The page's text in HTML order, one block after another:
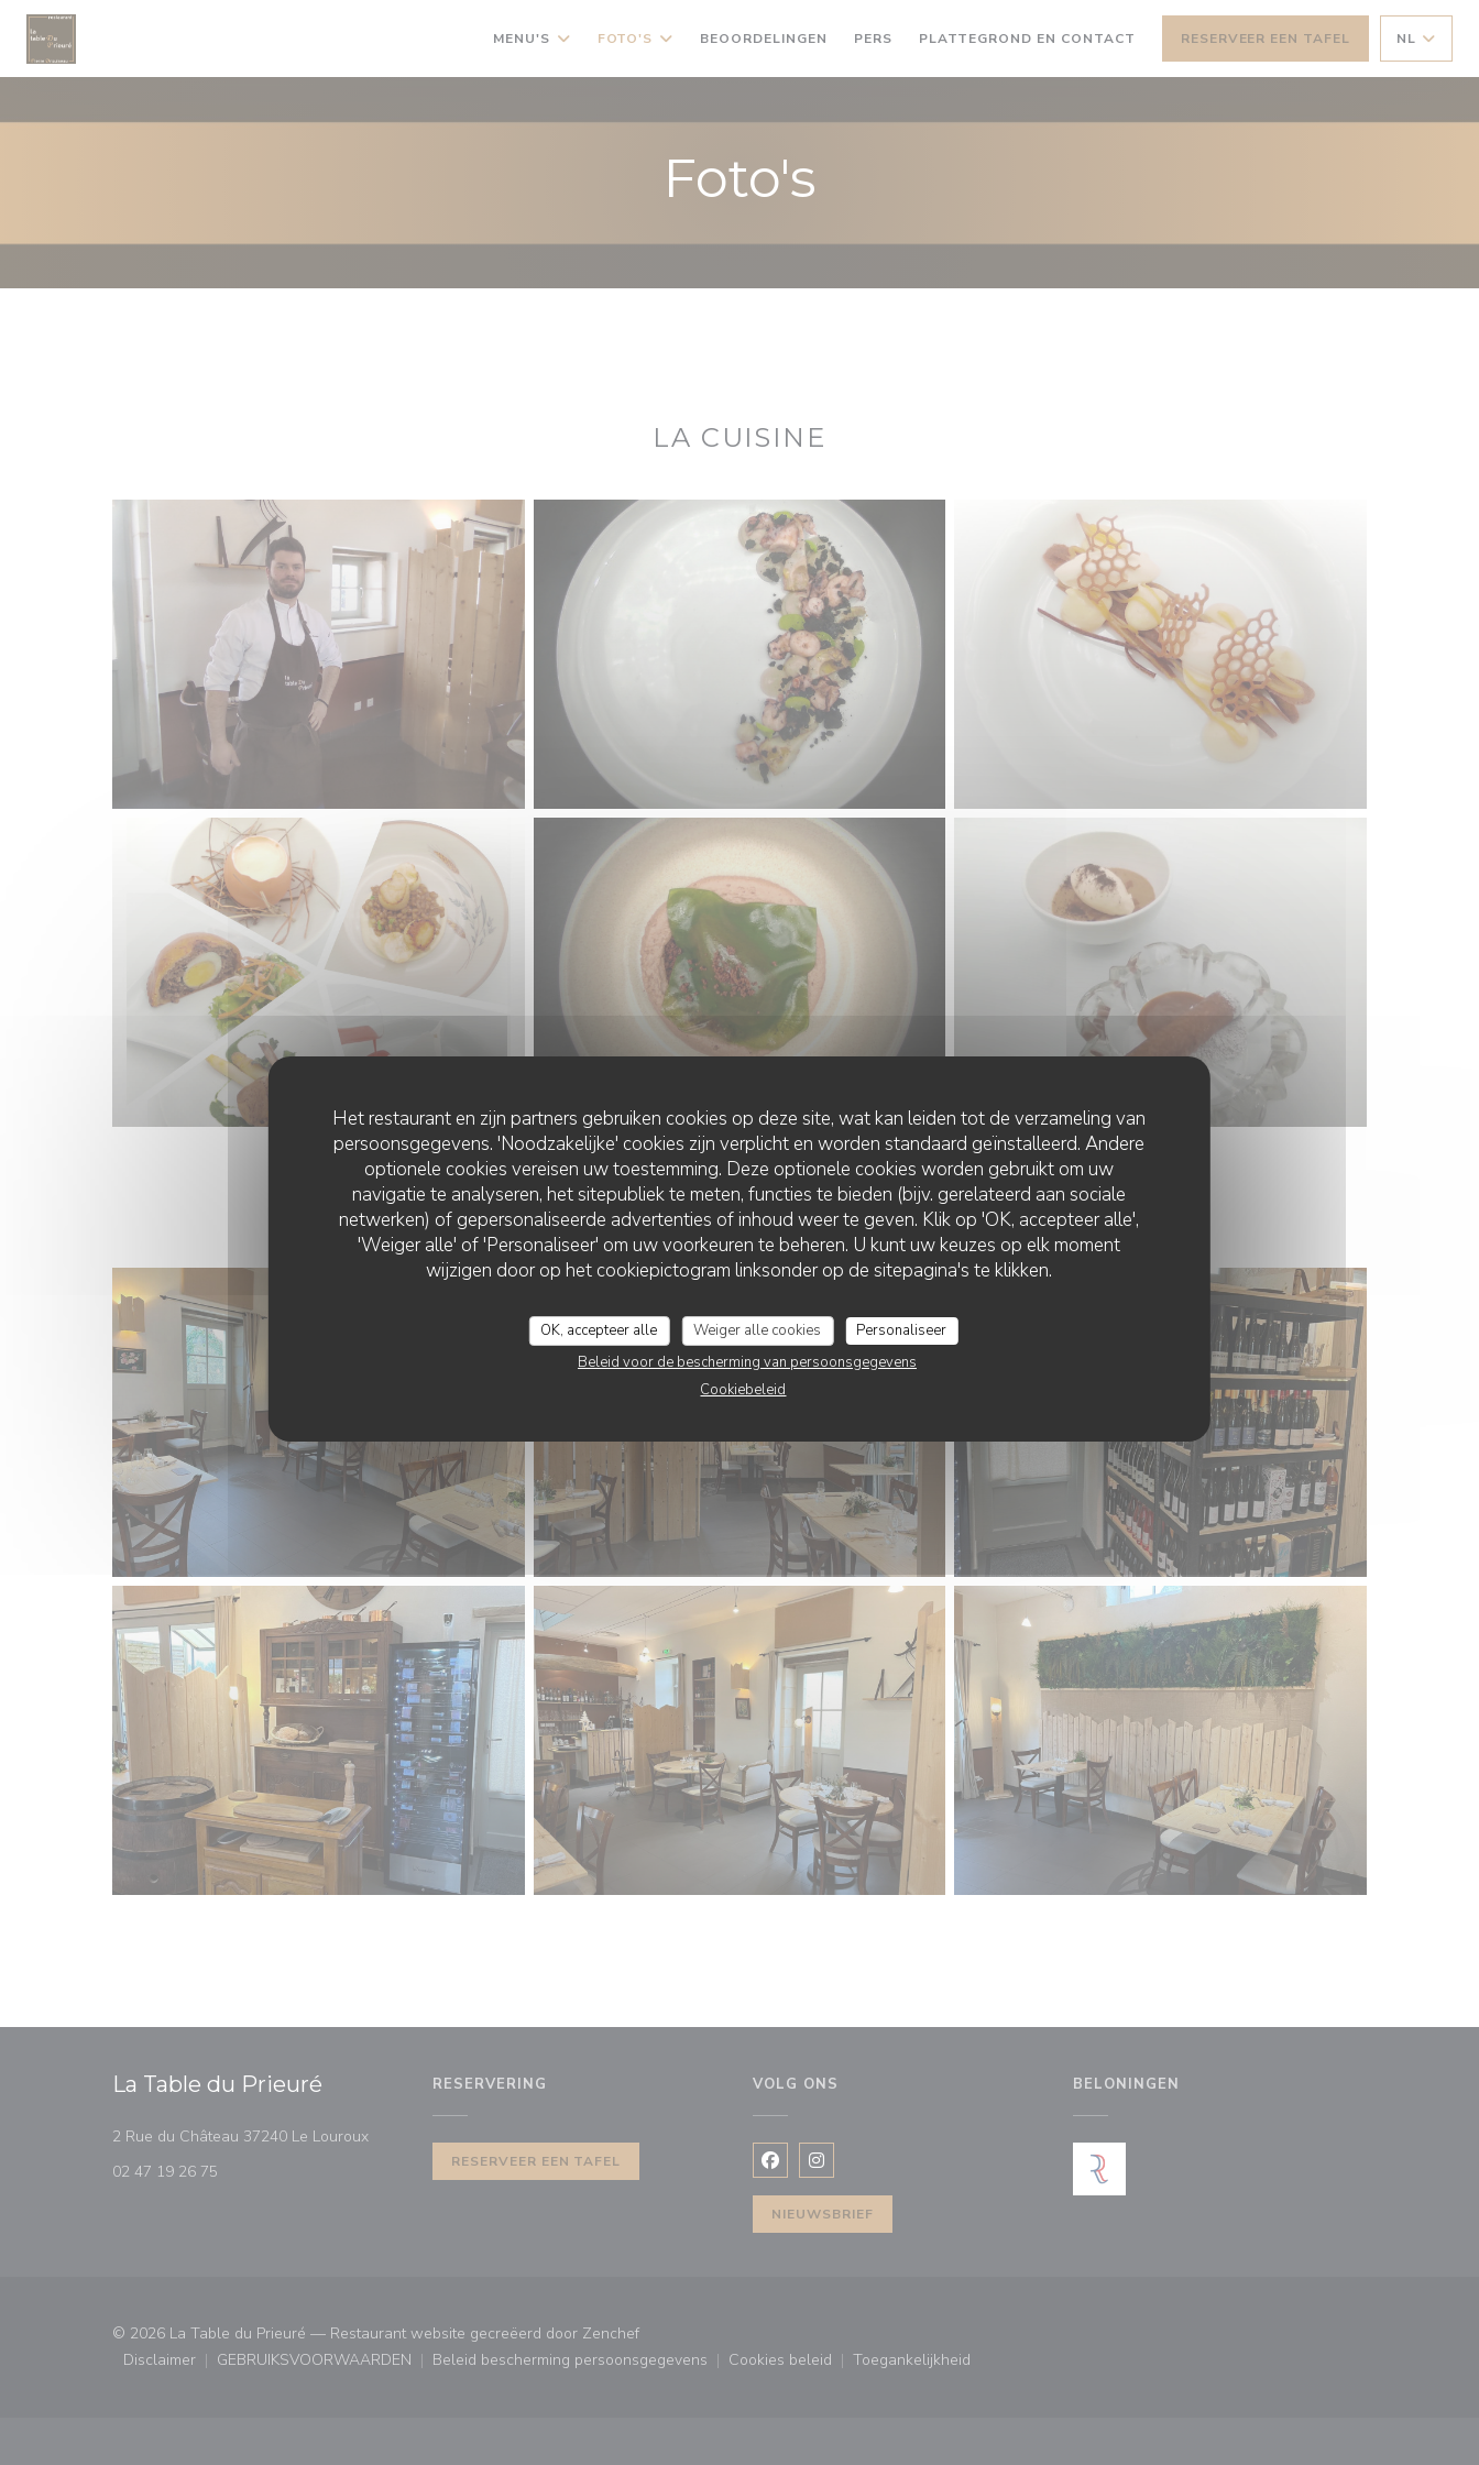
Cookies beheer paneel
Het restaurant en zijn partners gebruiken cookies op deze site, wat kan leiden tot de verzameling van
persoonsgegevens. 'Noodzakelijke' cookies zijn verplicht en worden standaard geïnstalleerd. Andere
optionele cookies vereisen uw toestemming. Deze optionele cookies worden gebruikt om uw
navigatie te analyseren, het sitepubliek te meten, functies te bieden (bijv. gerelateerd aan sociale
netwerken) of gepersonaliseerde advertenties of inhoud weer te geven. Klik op 'OK, accepteer alle',
'Weiger alle' of 'Personaliseer' om uw voorkeuren te beheren. U kunt uw keuzes op elk moment
wijzigen door op het cookiepictogram linksonder op de sitepagina's te klikken.
OK, accepteer alle Weiger alle cookies
Personaliseer
Beleid voor de bescherming van persoonsgegevens
Cookiebeleid
MENU'S FOTO'S BEOORDELINGEN PERS PLATTEGROND EN CONTACT RESERVEER EEN TAFEL NL
Foto's
LA CUISINE
LE RESTAURANT
La Table du Prieuré
2 Rue du Château 37240 Le Louroux((opent in een nieuw venster))
02 47 19 26 75
RESERVERING
RESERVEER EEN TAFEL
VOLG ONS
Facebook ((opent in een nieuw venster))
Instagram ((opent in een nieuw venster))
NIEUWSBRIEF
BELONINGEN
© 2026 La Table du Prieuré — Restaurant website gecreëerd door Zenchef((opent in een nieuw venster))
Disclaimer
((opent in een nieuw venster))
GEBRUIKSVOORWAARDEN
((opent in een nieuw venster))
Beleid bescherming persoonsgegevens
((opent in een nieuw venster))
Cookies beleid
((opent in een nieuw venster))
Toegankelijkheid
((opent in een nieuw venster))